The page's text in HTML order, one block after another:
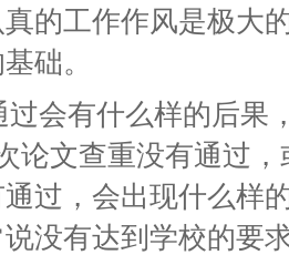
的工作作风是极大
础。
过会有什么样的后果
论文查重没有通过
过，会出现什么样
没有达到学校的要